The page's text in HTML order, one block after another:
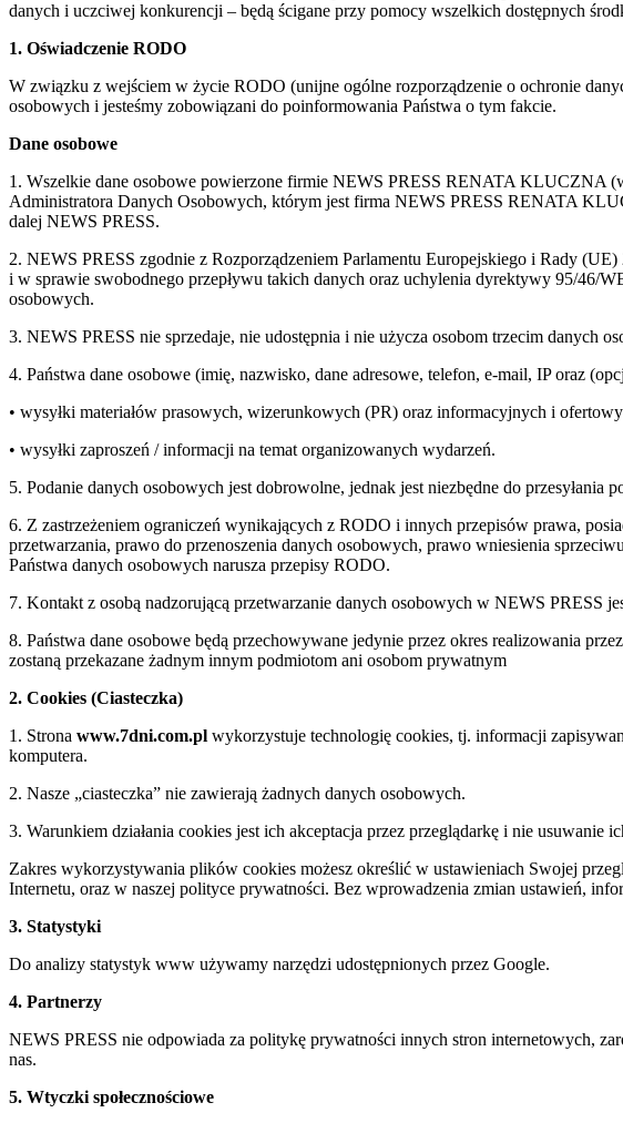
danych i uczciwej konkurencji – będą ścigane przy pomocy wszelkich dostępnych
1. Oświadczenie RODO
W związku z wejściem w życie RODO (unijne ogólne rozporządzenie o ochronie
osobowych i jesteśmy zobowiązani do poinformowania Państwa o tym fakcie.
Dane osobowe
1. Wszelkie dane osobowe powierzone firmie NEWS PRESS RENATA KLUCZNA
Administratora Danych Osobowych, którym jest firma NEWS PRESS RENATA
dalej NEWS PRESS.
2. NEWS PRESS zgodnie z Rozporządzeniem Parlamentu Europejskiego i Rady
i w sprawie swobodnego przepływu takich danych oraz uchylenia dyrektywy 95/46/
osobowych.
3. NEWS PRESS nie sprzedaje, nie udostępnia i nie użycza osobom trzecim danych
4. Państwa dane osobowe (imię, nazwisko, dane adresowe, telefon, e-mail, IP oraz
• wysyłki materiałów prasowych, wizerunkowych (PR) oraz informacyjnych i
• wysyłki zaproszeń / informacji na temat organizowanych wydarzeń.
5. Podanie danych osobowych jest dobrowolne, jednak jest niezbędne do przesyłania
6. Z zastrzeżeniem ograniczeń wynikających z RODO i innych przepisów prawa,
przetwarzania, prawo do przenoszenia danych osobowych, prawo wniesienia
Państwa danych osobowych narusza przepisy RODO.
7. Kontakt z osobą nadzorującą przetwarzanie danych osobowych w NEWS PRESS
8. Państwa dane osobowe będą przechowywane jedynie przez okres realizowania
zostaną przekazane żadnym innym podmiotom ani osobom prywatnym
2. Cookies (Ciasteczka)
1. Strona www.7dni.com.pl wykorzystuje technologię cookies, tj. informacji
komputera.
2. Nasze „ciasteczka” nie zawierają żadnych danych osobowych.
3. Warunkiem działania cookies jest ich akceptacja przez przeglądarkę i nie
Zakres wykorzystywania plików cookies możesz określić w ustawieniach Swojej
Internetu, oraz w naszej polityce prywatności. Bez wprowadzenia zmian ustawień,
3. Statystyki
Do analizy statystyk www używamy narzędzi udostępnionych przez Google.
4. Partnerzy
NEWS PRESS nie odpowiada za politykę prywatności innych stron internetowych,
nas.
5. Wtyczki społecznościowe